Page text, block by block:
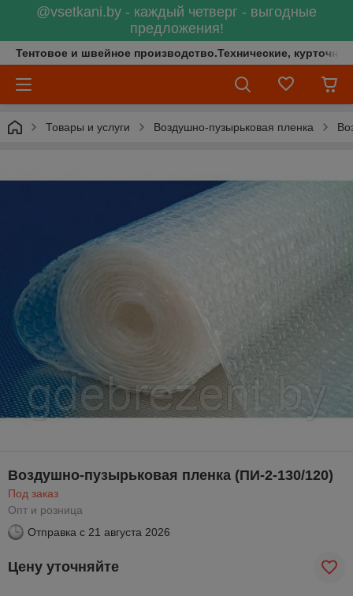
@vsetkani.by - каждый четверг - выгодные
предложения!
Тентовое и швейное производство.Технические,
Товары и услуги Воздушно-пузырьковая пленка
Воздушно-пузырьковая пленка (ПИ-2-130/120)
Под заказ
Опт и розница
Отправка с 21 августа 2026
Цену уточняйте